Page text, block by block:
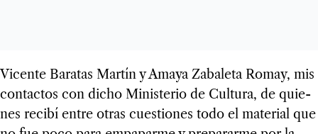
Vicente Bara­tas Mar­tín y Amaya Zaba­leta Romay, mis
con­tac­tos con dicho Minis­te­rio de Cul­tura, de quie­
nes recibí entre otras cues­tio­nes todo el mate­rial que